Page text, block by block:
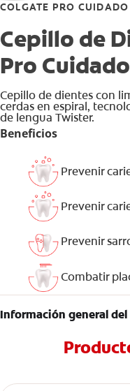
COLGATE PRO CUIDADO
Cepillo de
Pro
Cepillo de dientes con
cerdas en espiral,
de lengua Twister.
Beneficios
Prevenir
Prevenir
Prevenir
Combatir
Información general